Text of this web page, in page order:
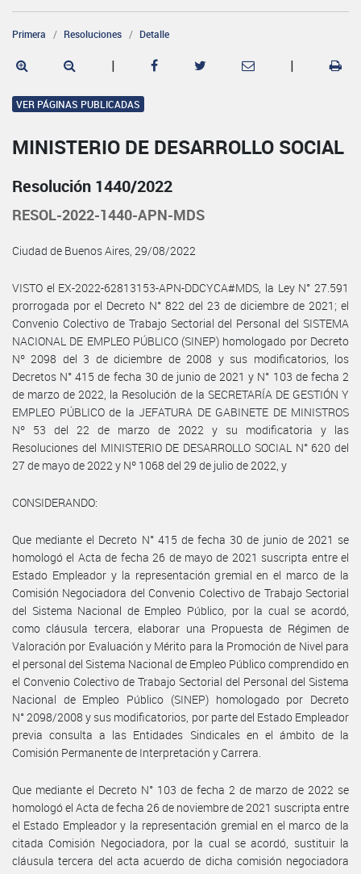
Primera Resoluciones Detalle
| |
VER PÁGINAS PUBLICADAS
MINISTERIO DE DESARROLLO SOCIAL
Resolución 1440/2022
RESOL-2022-1440-APN-MDS
Ciudad de Buenos Aires, 29/08/2022
VISTO el EX-2022-62813153-APN-DDCYCA#MDS, la Ley N° 27.591
prorrogada por el Decreto N° 822 del 23 de diciembre de 2021; el
Convenio Colectivo de Trabajo Sectorial del Personal del SISTEMA
NACIONAL DE EMPLEO PÚBLICO (SINEP) homologado por Decreto
Nº 2098 del 3 de diciembre de 2008 y sus modificatorios, los
Decretos N° 415 de fecha 30 de junio de 2021 y N° 103 de fecha 2
de marzo de 2022, la Resolución de la SECRETARÍA DE GESTIÓN Y
EMPLEO PÚBLICO de la JEFATURA DE GABINETE DE MINISTROS
Nº 53 del 22 de marzo de 2022 y su modificatoria y las
Resoluciones del MINISTERIO DE DESARROLLO SOCIAL N° 620 del
27 de mayo de 2022 y Nº 1068 del 29 de julio de 2022, y
CONSIDERANDO:
Que mediante el Decreto N° 415 de fecha 30 de junio de 2021 se
homologó el Acta de fecha 26 de mayo de 2021 suscripta entre el
Estado Empleador y la representación gremial en el marco de la
Comisión Negociadora del Convenio Colectivo de Trabajo Sectorial
del Sistema Nacional de Empleo Público, por la cual se acordó,
como cláusula tercera, elaborar una Propuesta de Régimen de
Valoración por Evaluación y Mérito para la Promoción de Nivel para
el personal del Sistema Nacional de Empleo Público comprendido en
el Convenio Colectivo de Trabajo Sectorial del Personal del Sistema
Nacional de Empleo Público (SINEP) homologado por Decreto
N° 2098/2008 y sus modificatorios, por parte del Estado Empleador
previa consulta a las Entidades Sindicales en el ámbito de la
Comisión Permanente de Interpretación y Carrera.
Que mediante el Decreto N° 103 de fecha 2 de marzo de 2022 se
homologó el Acta de fecha 26 de noviembre de 2021 suscripta entre
el Estado Empleador y la representación gremial en el marco de la
citada Comisión Negociadora, por la cual se acordó, sustituir la
cláusula tercera del acta acuerdo de dicha comisión negociadora